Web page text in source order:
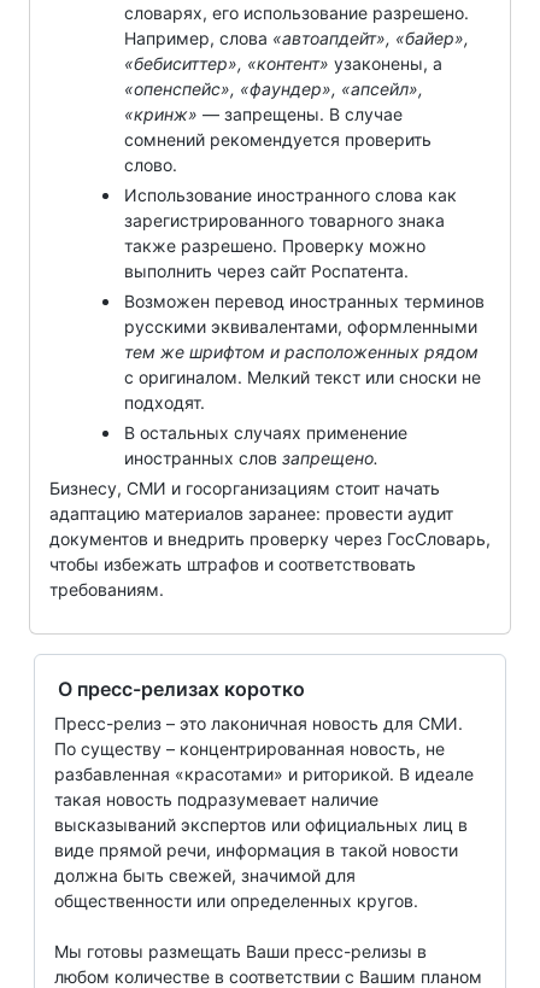
словарях, его использование разрешено.
Например, слова «автоапдейт», «байер»,
«бебиситтер», «контент» узаконены, а
«опенспейс», «фаундер», «апсейл»,
«кринж» — запрещены. В случае
сомнений рекомендуется проверить
слово.
Использование иностранного слова как
зарегистрированного товарного знака
также разрешено. Проверку можно
выполнить через сайт Роспатента.
Возможен перевод иностранных терминов
русскими эквивалентами, оформленными
тем же шрифтом и расположенных рядом
с оригиналом. Мелкий текст или сноски не
подходят.
В остальных случаях применение
иностранных слов запрещено.
Бизнесу, СМИ и госорганизациям стоит начать
адаптацию материалов заранее: провести аудит
документов и внедрить проверку через ГосСловарь,
чтобы избежать штрафов и соответствовать
требованиям.
О пресс-релизах коротко
Пресс-релиз – это лаконичная новость для СМИ.
По существу – концентрированная новость, не
разбавленная «красотами» и риторикой. В идеале
такая новость подразумевает наличие
высказываний экспертов или официальных лиц в
виде прямой речи, информация в такой новости
должна быть свежей, значимой для
общественности или определенных кругов.
Мы готовы размещать Ваши пресс-релизы в
любом количестве в соответствии с Вашим планом